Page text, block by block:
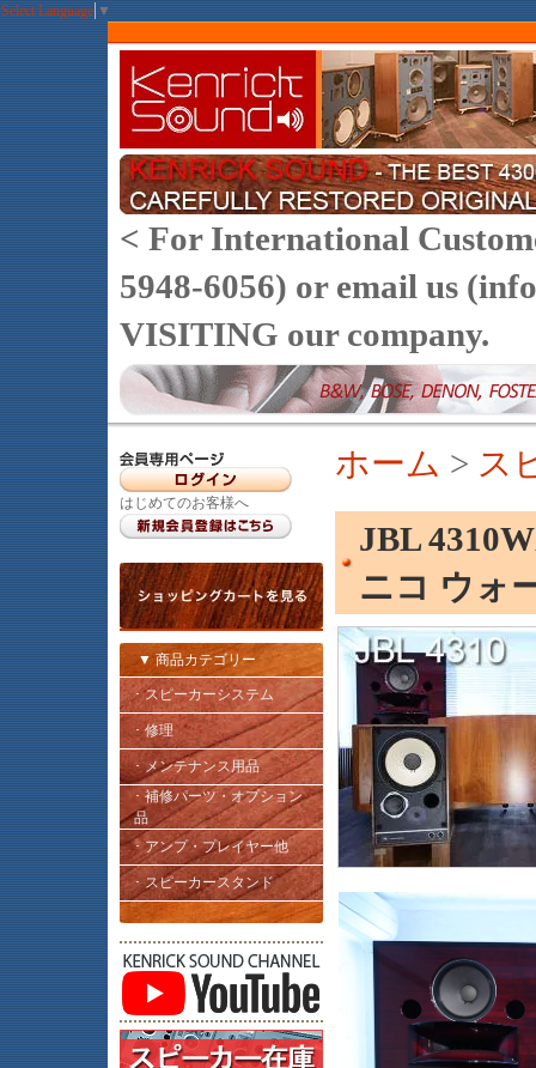
Select Language ▼
< For International
5948-6056) or email us
VISITING our company.
はじめてのお客様へ
▼ 商品カテゴリー
･ スピーカーシステム
･ 修理
･ メンテナンス用品
･ 補修パーツ・オプション
品
･ アンプ・プレイヤー他
･ スピーカースタンド
ホーム > ス
JBL
ニコ ウォ